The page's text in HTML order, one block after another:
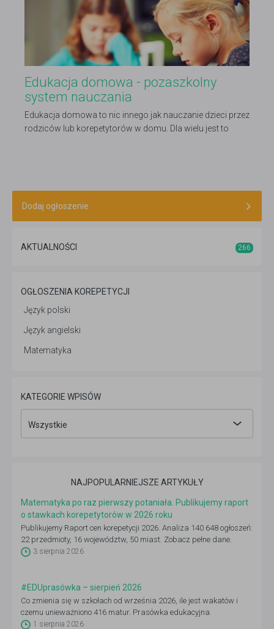
Edukacja domowa - pozaszkolny
system nauczania
Edukacja domowa to nic innego jak nauczanie dzieci przez
rodziców lub korepetytorów w domu. Dla wielu jest to
Dodaj ogłoszenie
AKTUALNOŚCI 266
OGŁOSZENIA KOREPETYCJI
Język polski
Język angielski
Matematyka
KATEGORIE WPISÓW
Wszystkie
NAJPOPULARNIEJSZE ARTYKUŁY
Matematyka po raz pierwszy potaniała. Publikujemy raport
o stawkach korepetytorów w 2026 roku
Publikujemy Raport cen korepetycji 2026. Analiza 140 648 ogłoszeń:
22 przedmioty, 16 województw, 50 miast. Zobacz pełne dane.
3 sierpnia 2026
#EDUprasówka – sierpień 2026
Co zmienia się w szkołach od września 2026, ile jest wakatów i
czemu unieważniono 416 matur. Prasówka edukacyjna.
1 sierpnia 2026